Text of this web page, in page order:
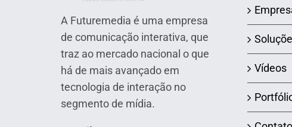
A Futuremedia é uma empresa
de comunicação interativa, que
traz ao mercado nacional o que
há de mais avançado em
tecnologia de interação no
segmento de mídia.
Vídeos